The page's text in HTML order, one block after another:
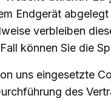
Endgerät
verbleiben
können Sie die
uns eingesetzte
des